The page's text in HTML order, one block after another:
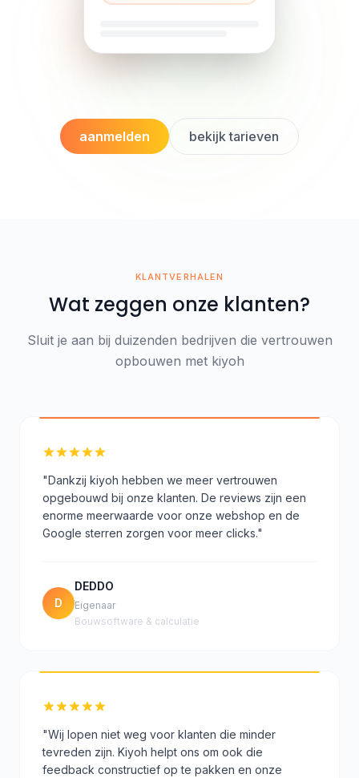
aanmelden bekijk tarieven
KLANTVERHALEN
Wat zeggen onze klanten?
Sluit je aan bij duizenden bedrijven die vertrouwen
opbouwen met kiyoh
"Dankzij kiyoh hebben we meer vertrouwen
opgebouwd bij onze klanten. De reviews zijn een
enorme meerwaarde voor onze webshop en de
Google sterren zorgen voor meer clicks."
D
DEDDO
Eigenaar
Bouwsoftware & calculatie
"Wij lopen niet weg voor klanten die minder
tevreden zijn. Kiyoh helpt ons om ook die
feedback constructief op te pakken en onze